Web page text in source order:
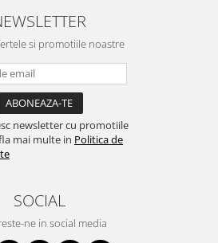
si promotiile noastre
newsletter cu promotiile
mai multe in Politica de
SOCIAL
ne in social media